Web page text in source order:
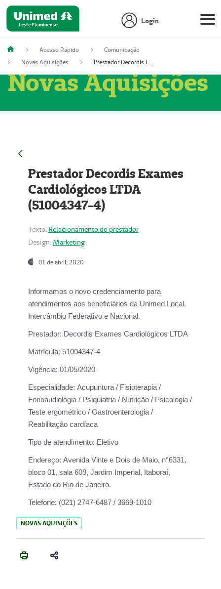
Login
Acesso Rápido
Comunicação
Novas Aquisições
Prestador Decordis Exames Cardiológicos LTDA (51004347-4)
Novas Aquisições
Prestador Decordis Exames
Cardiológicos LTDA
(51004347-4)
Texto: Relacionamento do prestador
Design: Marketing
01 de abril, 2020
Informamos o novo credenciamento para
atendimentos aos beneficiários da Unimed Local,
Intercâmbio Federativo e Nacional.
Prestador: Decordis Exames Cardiológicos LTDA
Matrícula: 51004347-4
Vigência: 01/05/2020
Especialidade: Acupuntura / Fisioterapia /
Fonoaudiologia / Psiquiatria / Nutrição / Psicologia /
Teste ergométrico / Gastroenterologia /
Reabilitação cardíaca
Tipo de atendimento: Eletivo
Endereço: Avenida Vinte e Dois de Maio, n°6331,
bloco 01, sala 609, Jardim Imperial, Itaboraí,
Estado do Rio de Janeiro.
Telefone: (021) 2747-6487 / 3669-1010
NOVAS AQUISIÇÕES